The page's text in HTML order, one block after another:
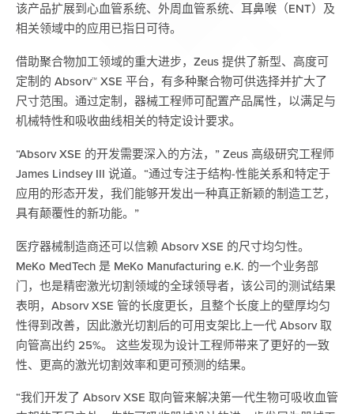
该产品扩展到心血管系统、外周血管系统、耳鼻喉（ENT）及
相关领域中的应用已指日可待。
借助聚合物加工领域的重大进步，Zeus 提供了新型、高度可
定制的 Absorv™ XSE 平台，有多种聚合物可供选择并扩大了
尺寸范围。通过定制，器械工程师可配置产品属性，以满足与
机械特性和吸收曲线相关的特定设计要求。
“Absorv XSE 的开发需要深入的方法，” Zeus 高级研究工程师
James Lindsey III 说道。“通过专注于结构-性能关系和特定于
应用的形态开发，我们能够开发出一种真正新颖的制造工艺，
具有颠覆性的新功能。”
医疗器械制造商还可以信赖 Absorv XSE 的尺寸均匀性。
MeKo MedTech 是 MeKo Manufacturing e.K. 的一个业务部
门，也是精密激光切割领域的全球领导者，该公司的测试结果
表明，Absorv XSE 管的长度更长，且整个长度上的壁厚均匀
性得到改善，因此激光切割后的可用支架比上一代 Absorv 取
向管高出约 25%。 这些发现为设计工程师带来了更好的一致
性、更高的激光切割效率和更可预测的结果。
“我们开发了 Absorv XSE 取向管来解决第一代生物可吸收血管